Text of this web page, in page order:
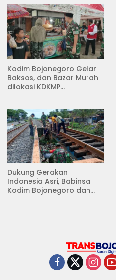
Kodim Bojonegoro Gelar
Baksos, dan Bazar Murah
dilokasi KDKMP
Dukung Gerakan
Indonesia Asri, Babinsa
Kodim Bojonegoro dan